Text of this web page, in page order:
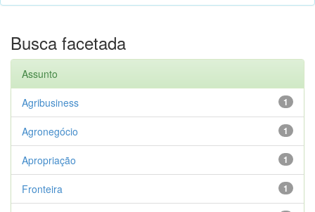
Busca facetada
Assunto
1
Agribusiness
1
Agronegócio
1
Apropriação
1
Fronteira